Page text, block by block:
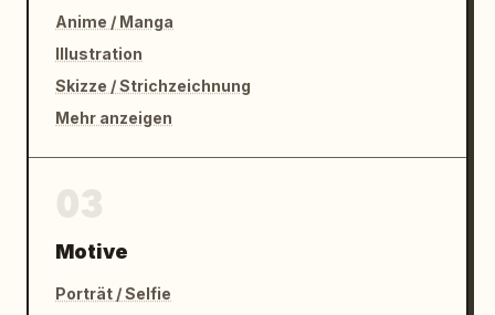
Anime / Manga
Illustration
Skizze / Strichzeichnung
Mehr anzeigen
Motive
Porträt / Selfie